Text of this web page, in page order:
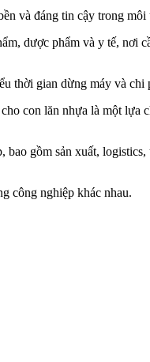
và đáng tin cậy trong
dược phẩm và y tế, nơi
thời gian dừng máy và chi
con lăn nhựa là một lựa
gồm sản xuất,
công nghiệp khác nhau.